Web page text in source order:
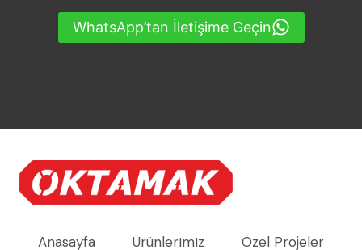
WhatsApp’tan İletişime Geçin
Anasayfa Ürünlerimiz Özel Projeler